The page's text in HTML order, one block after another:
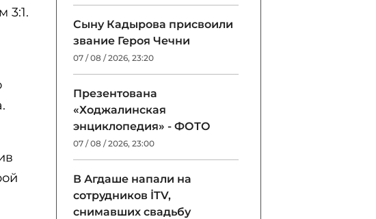
3:1.
Сыну Кадырова присвоили
звание Героя Чечни
07 / 08 / 2026, 23:20
Презентована
«Ходжалинская
энциклопедия» - ФОТО
07 / 08 / 2026, 23:00
В Агдаше напали на
сотрудников İTV,
снимавших свадьбу